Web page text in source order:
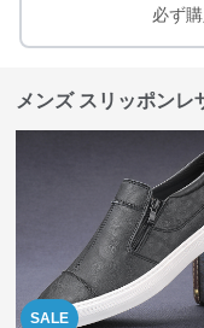
必ず
メンズ スリッポンレ
SALE